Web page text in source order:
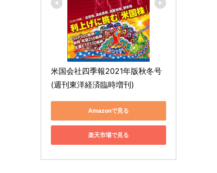
米国会社四季報2021年版秋冬号
(週刊東洋経済臨時増刊)
Amazonで見る
楽天市場で見る